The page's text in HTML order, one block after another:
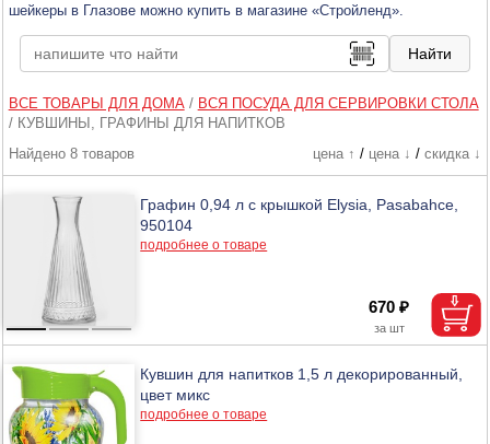
шейкеры в Глазове можно купить в магазине «Стройленд».
ВСЕ ТОВАРЫ ДЛЯ ДОМА/ ВСЯ ПОСУДА ДЛЯ СЕРВИРОВКИ СТОЛА
/ КУВШИНЫ, ГРАФИНЫ ДЛЯ НАПИТКОВ
Найдено 8 товаров
цена ↑ / цена ↓ / скидка ↓
Графин 0,94 л с крышкой Elysia, Pasabahce,
950104
подробнее о товаре
670 ₽
Кувшин для напитков 1,5 л декорированный,
цвет микс
подробнее о товаре